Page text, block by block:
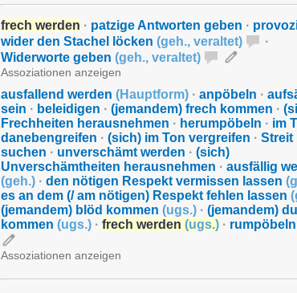
frech werden · patzige Antworten geben ·
wider den Stachel löcken (geh., veraltet)
·
Widerworte geben (geh., veraltet)
Assoziationen anzeigen
ausfallend werden (Hauptform) · anpöbeln ·
sein · beleidigen · (jemandem) frech kommen ·
Frechheiten herausnehmen · herumpöbeln · im
danebengreifen · (sich) im Ton vergreifen · Streit
suchen · unverschämt werden · (sich)
Unverschämtheiten herausnehmen · ausfällig
(geh.) · den nötigen Respekt vermissen lassen (
es an dem (/ am nötigen) Respekt fehlen lassen (
(jemandem) blöd kommen (ugs.) · (jemandem)
kommen (ugs.) · frech werden (ugs.) · rumpöbeln
Assoziationen anzeigen